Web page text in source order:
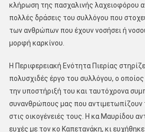
κλήρωση της πασχαλινής λαχειοφόρου
πολλές δράσεις του συλλόγου που
των ανθρώπων που έχουν νοσήσει ή
μορφή καρκίνου.
Η Περιφερειακή Ενότητα Πιερίας
πολυσχιδές έργο του συλλόγου, ο
την υποστήριξή του και ταυτόχρονα
συνανθρώπους μας που αντιμετωπίζουν
στις οικογένειές τους. Η κα Μαυρίδου
ευχές με τον κο Καπετανάκη, κι